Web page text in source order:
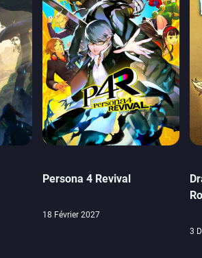
Persona 4 Revival
18 Février 2027
3